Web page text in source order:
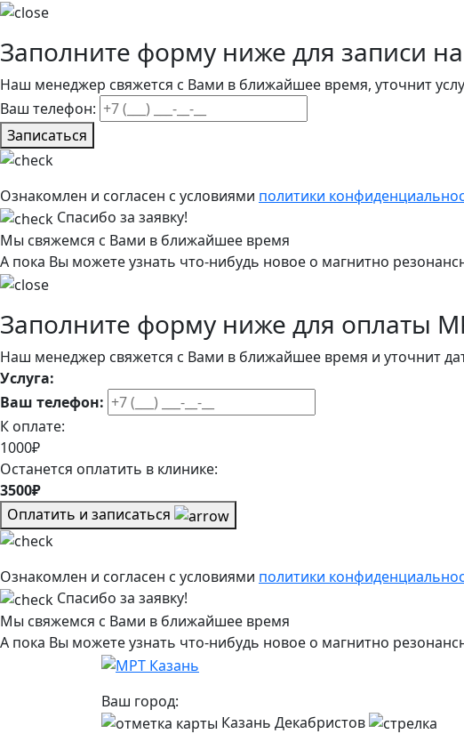
Заполните форму ниже для записи
Наш менеджер свяжется с Вами в ближайшее время, уточнит
Ваш телефон:
Записаться
Ознакомлен и согласен с условиями политики
Спасибо за заявку!
Мы свяжемся с Вами в ближайшее время
А пока Вы можете узнать что-нибудь новое о магнитно
Заполните форму ниже для оплаты
Наш менеджер свяжется с Вами в ближайшее время и уточнит
Услуга:
Ваш телефон:
К оплате:
1000₽
Останется оплатить в клинике:
3500₽
Оплатить и записаться
Ознакомлен и согласен с условиями политики
Спасибо за заявку!
Мы свяжемся с Вами в ближайшее время
А пока Вы можете узнать что-нибудь новое о магнитно
Ваш город:
Казань Декабристов